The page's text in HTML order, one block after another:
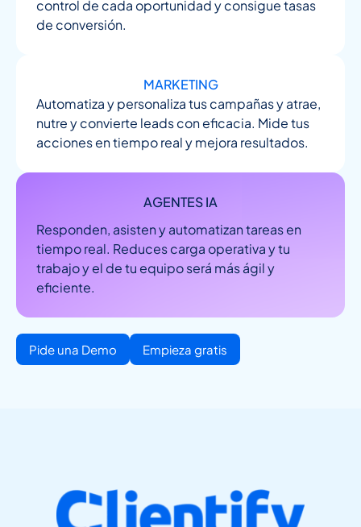
control de cada oportunidad y consigue tasas
de conversión.
MARKETING
Automatiza y personaliza tus campañas y atrae,
nutre y convierte leads con eficacia. Mide tus
acciones en tiempo real y mejora resultados.
AGENTES IA
Responden, asisten y automatizan tareas en
tiempo real. Reduces carga operativa y tu
trabajo y el de tu equipo será más ágil y
eficiente.
Pide una Demo Empieza gratis